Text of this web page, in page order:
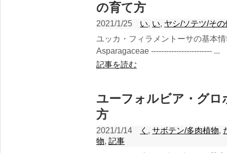
の育て方
2021/1/25 い, い, ヤシ/ソテツ/その
ユッカ・フィラメントーサの基本
Asparagaceae ------------------------ ...
記事を読む
ユーフォルビア・グロ
方
2021/1/14 く ,サボテン/多肉植物,
物, 記事